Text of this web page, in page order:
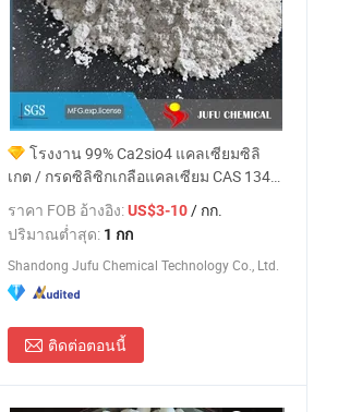
โรงงาน 99% Ca2sio4 แคลเซียมซิลิ
เกต / กรดซิลิซิกเกลือแคลเซียม CAS 1344-
ราคา FOB อ้างอิง:US$3-10/ กก.
ปริมาณต่ำสุด: 1 กก
Shandong Jufu Chemical Technology Co., Ltd.
ติดต่อตอนนี้